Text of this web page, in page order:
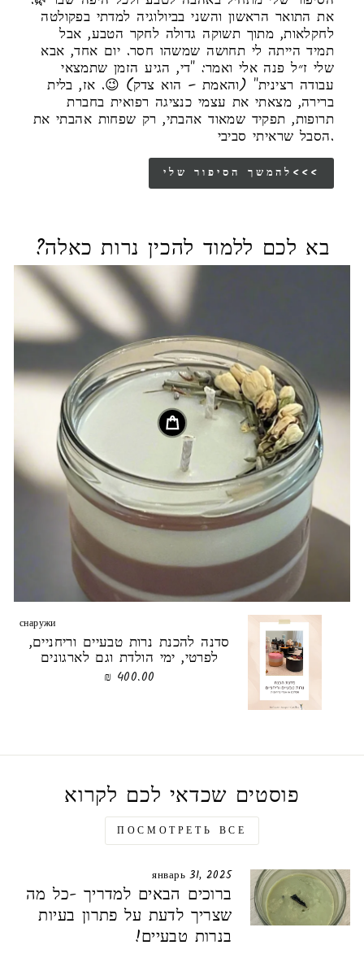
את התואר הראשון והשני בביולוגיה למדתי בפקולטה
לחקלאות, מתוך תשוקה גדולה לחקר הטבע, אבל
תמיד הייתה לי תחושה שמשהו חסר. יום אחד, אבא
שלי ז״ל פנה אלי ואמר: "די, הגיע הזמן שתמצאי
עבודה רצינית" (והאמת – הוא צדק) 😉. אז, בלית
ברירה, מצאתי את עצמי כנציגה רפואית בחברת
תרופות, תפקיד שמאוד אהבתי, רק שפחות אהבתי את
הסבל שראיתי סביבי.
להמשך הסיפור שלי<<<
בא לכם ללמוד להכין נרות כאלה?
снаружи
סדנה להכנת נרות טבעיים וריחניים,
לפרטי, ימי הולדת וגם לארגונים
400.00 ₪
פוסטים שכדאי לכם לקרוא
ПОСМОТРЕТЬ ВСЕ
январь 31, 2025
ברוכים הבאים למדריך -כל מה
שצריך לדעת על פתרון בעיות
בנרות טבעיים!